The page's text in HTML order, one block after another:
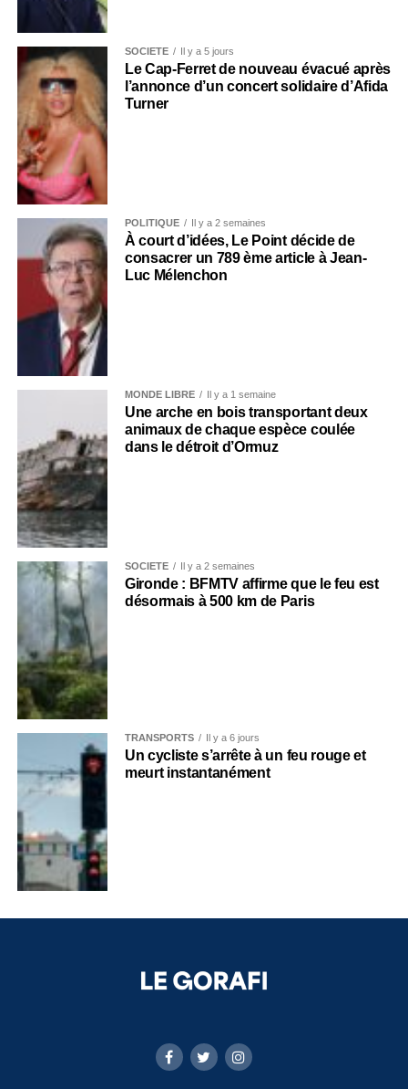
SOCIÉTÉ Il y a 5 jours
Le Cap-Ferret de nouveau évacué après
l’annonce d’un concert solidaire d’Afida
Turner
POLITIQUE Il y a 2 semaines
À court d’idées, Le Point décide de
consacrer un 789 ème article à Jean-
Luc Mélenchon
MONDE LIBRE Il y a 1 semaine
Une arche en bois transportant deux
animaux de chaque espèce coulée
dans le détroit d’Ormuz
SOCIÉTÉ Il y a 2 semaines
Gironde : BFMTV affirme que le feu est
désormais à 500 km de Paris
TRANSPORTS Il y a 6 jours
Un cycliste s’arrête à un feu rouge et
meurt instantanément